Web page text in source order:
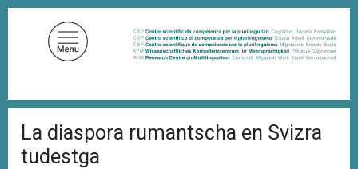
D
f
a
d
La diaspora rumantscha en Svizra
tudestga